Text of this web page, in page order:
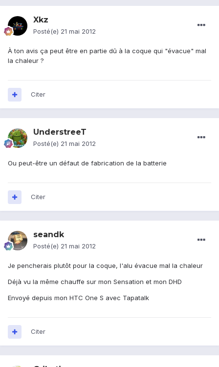
Xkz
Posté(e) 21 mai 2012
À ton avis ça peut être en partie dû à la coque qui "évacue" mal
la chaleur ?
Citer
UnderstreeT
Posté(e) 21 mai 2012
Ou peut-être un défaut de fabrication de la batterie
Citer
seandk
Posté(e) 21 mai 2012
Je pencherais plutôt pour la coque, l'alu évacue mal la chaleur
Déjà vu la même chauffe sur mon Sensation et mon DHD
Envoyé depuis mon HTC One S avec Tapatalk
Citer